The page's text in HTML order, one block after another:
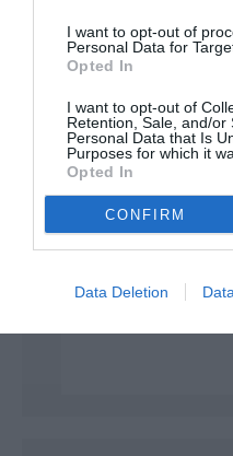
I want to opt-out of
Personal Data for
Opted In
I want to opt-out of
Retention, Sale, and/or
Personal Data that Is
Purposes for which it
Opted In
CONFIRM
Data Deletion
Pacolo a commenté :
Bonjour.
Déjà vous partez d’un
Le B737 Max7 c’est
Donc il faut comparer
162 passagers en
Ensuite comparez la
B737 Max7 et A220
Excellente